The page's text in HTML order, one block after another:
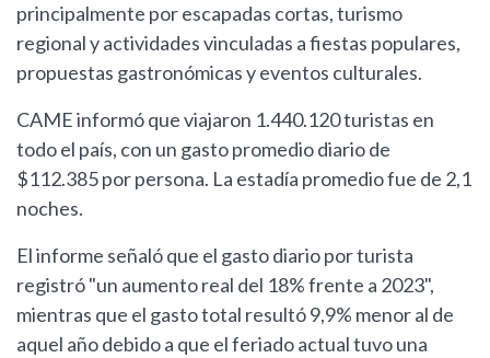
principalmente por escapadas cortas, turismo
regional y actividades vinculadas a fiestas populares,
propuestas gastronómicas y eventos culturales.
CAME informó que viajaron 1.440.120 turistas en
todo el país, con un gasto promedio diario de
$112.385 por persona. La estadía promedio fue de 2,1
noches.
El informe señaló que el gasto diario por turista
registró "un aumento real del 18% frente a 2023",
mientras que el gasto total resultó 9,9% menor al de
aquel año debido a que el feriado actual tuvo una